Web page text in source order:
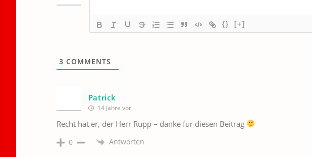
{} [+]
3 COMMENTS
Patrick
14 Jahre vor
Recht hat er, der Herr Rupp – danke für diesen Beitrag
0 Antworten